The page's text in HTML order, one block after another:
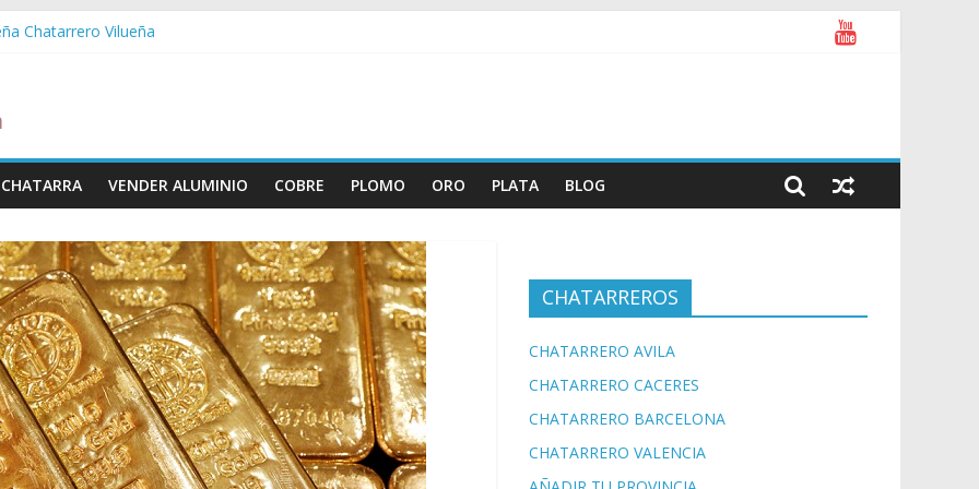
Chatarrero Vilueña
Chatarrero Zaida
Chatarrero Vistabella
VENDER ALUMINIO COBRE PLOMO ORO PLATA BLOG
CHATARREROS
CHATARRERO AVILA
CHATARRERO CACERES
CHATARRERO BARCELONA
CHATARRERO VALENCIA